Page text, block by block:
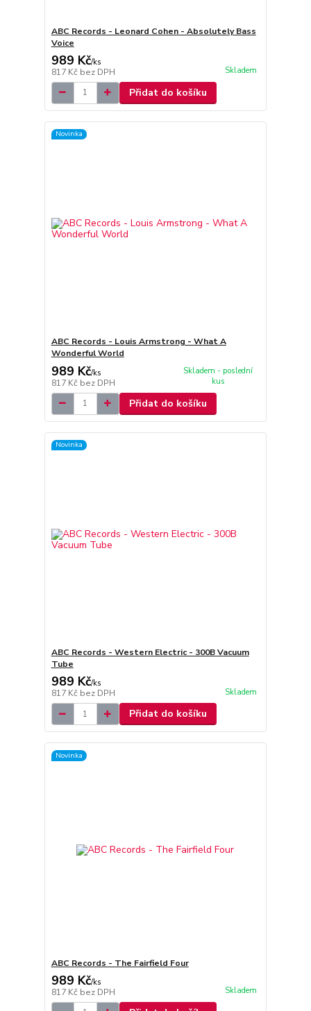
ABC Records - Leonard Cohen - Absolutely Bass
Voice
989 Kč/ks
817 Kč bez DPH Skladem
Přidat do košíku
Novinka
ABC Records - Louis Armstrong - What A
Wonderful World
989 Kč/ks
817 Kč bez DPH
Skladem - poslední
kus
Přidat do košíku
Novinka
ABC Records - Western Electric - 300B Vacuum
Tube
989 Kč/ks
817 Kč bez DPH Skladem
Přidat do košíku
Novinka
ABC Records - The Fairfield Four
989 Kč/ks
817 Kč bez DPH Skladem